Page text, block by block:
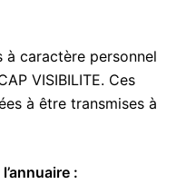
à caractère personnel
VISIBILITE. Ces
à être transmises à
: